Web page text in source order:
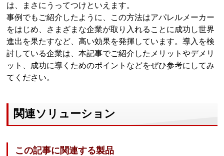
は、まさにうってつけといえます。
事例でもご紹介したように、この方法はアパレルメーカー
をはじめ、さまざまな企業が取り入れることに成功し世界
進出を果たすなど、高い効果を発揮しています。導入を検
討している企業は、本記事でご紹介したメリットやデメリ
ット、成功に導くためのポイントなどをぜひ参考にしてみ
てください。
関連ソリューション
この記事に関連する製品